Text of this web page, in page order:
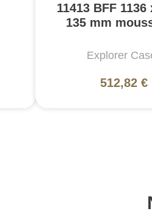
11413 BFF 1136
135 mm
Explorer
512,82 €